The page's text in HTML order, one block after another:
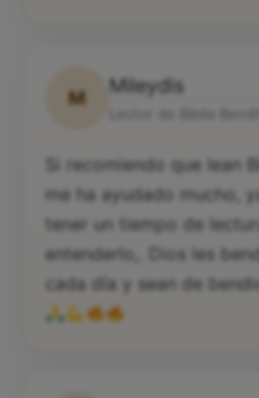
M
Mileydis
Si recomiendo que lean
me ha ayudado mucho,
tener un tiempo de
entenderlo,. Dios les
cada día y sean de